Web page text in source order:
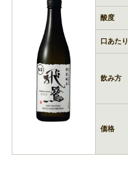
酸度
口あたり
飲み方
価格